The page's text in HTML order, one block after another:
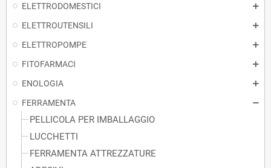
ELETTRODOMESTICI
ELETTROUTENSILI
ELETTROPOMPE
FITOFARMACI
ENOLOGIA
FERRAMENTA
PELLICOLA PER IMBALLAGGIO
LUCCHETTI
FERRAMENTA ATTREZZATURE